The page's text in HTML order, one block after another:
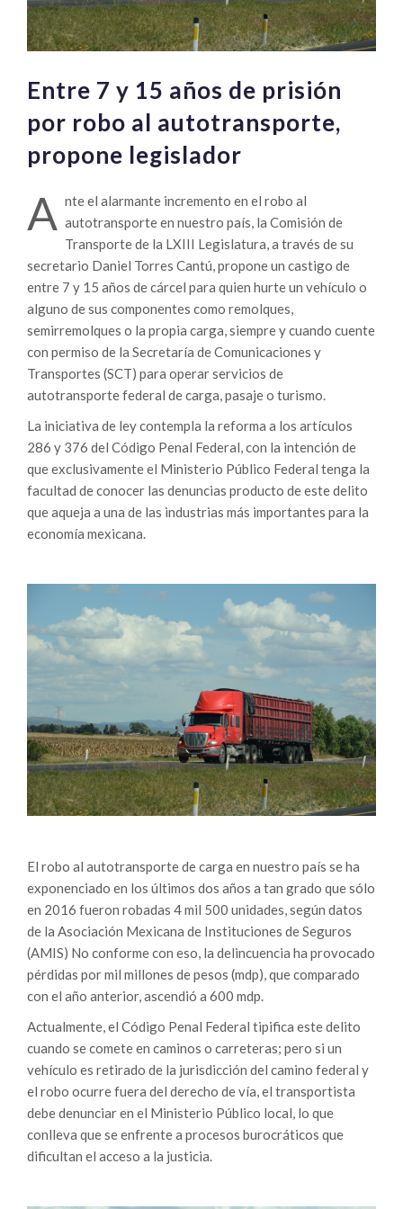
Entre 7 y 15 años de prisión
por robo al autotransporte,
propone legislador
A nte el alarmante incremento en el robo al
autotransporte en nuestro país, la Comisión de
Transporte de la LXIII Legislatura, a través de su
secretario Daniel Torres Cantú, propone un castigo de
entre 7 y 15 años de cárcel para quien hurte un vehículo o
alguno de sus componentes como remolques,
semirremolques o la propia carga, siempre y cuando cuente
con permiso de la Secretaría de Comunicaciones y
Transportes (SCT) para operar servicios de
autotransporte federal de carga, pasaje o turismo.
La iniciativa de ley contempla la reforma a los artículos
286 y 376 del Código Penal Federal, con la intención de
que exclusivamente el Ministerio Público Federal tenga la
facultad de conocer las denuncias producto de este delito
que aqueja a una de las industrias más importantes para la
economía mexicana.
El robo al autotransporte de carga en nuestro país se ha
exponenciado en los últimos dos años a tan grado que sólo
en 2016 fueron robadas 4 mil 500 unidades, según datos
de la Asociación Mexicana de Instituciones de Seguros
(AMIS) No conforme con eso, la delincuencia ha provocado
pérdidas por mil millones de pesos (mdp), que comparado
con el año anterior, ascendió a 600 mdp.
Actualmente, el Código Penal Federal tipifica este delito
cuando se comete en caminos o carreteras; pero si un
vehículo es retirado de la jurisdicción del camino federal y
el robo ocurre fuera del derecho de vía, el transportista
debe denunciar en el Ministerio Público local, lo que
conlleva que se enfrente a procesos burocráticos que
dificultan el acceso a la justicia.